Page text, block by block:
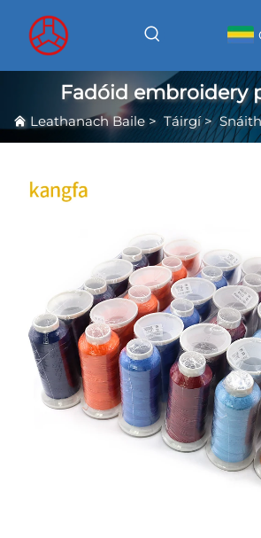
Fadóid embroidery
Leathanach Baile> Táirgí>